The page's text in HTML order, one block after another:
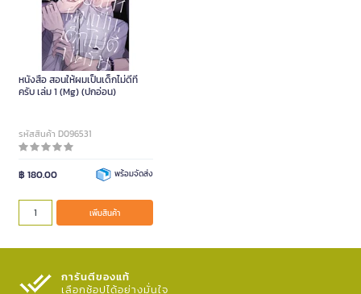
หนังสือ สอนให้ผมเป็นเด็กไม่ดีที
ครับ เล่ม 1 (Mg) (ปกอ่อน)
รหัสสินค้า D096531
฿ 180.00 พร้อมจัดส่ง
เพิ่มสินค้า
การันตีของแท้
เลือกช้อปได้อย่างมั่นใจ​